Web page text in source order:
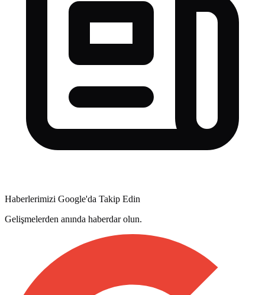
Haberlerimizi Google'da Takip Edin
Gelişmelerden anında haberdar olun.